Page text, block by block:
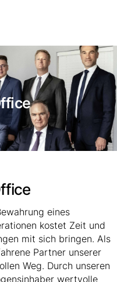
eines
kostet Zeit und
mit sich bringen. Als
Partner unserer
Weg. Durch unseren
wertvolle